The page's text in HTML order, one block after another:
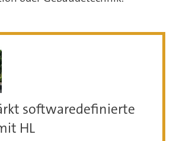
softwaredefinierte
HL